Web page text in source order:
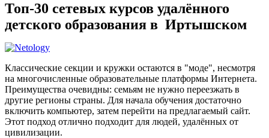
Топ-30 сетевых курсов удалённого
детского образования в Иртышском
Классические секции и кружки остаются в "моде", несмотря
на многочисленные образовательные платформы Интернета.
Преимущества очевидны: семьям не нужно переезжать в
другие регионы страны. Для начала обучения достаточно
включить компьютер, затем перейти на предлагаемый сайт.
Этот подход отлично подходит для людей, удалённых от
цивилизации.